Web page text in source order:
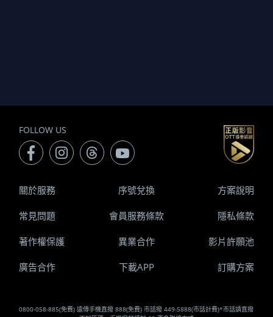
FOLLOW US
0800-058-885(免費) 遠傳手機直撥 888(免費) 市話撥 449-5888(市話計費)*市話請直撥
關於服務 序號兌換 方案說明
常見問題 會員服務條款 隱私條款
著作權保護 異業合作 影片許願池
廣告合作 下載APP 訂購方案